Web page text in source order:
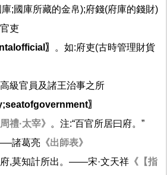
;國庫所藏的金帛);府錢(府庫的錢財)
吏
〗
。如:府吏(古時管理財貨
級官員及諸王治事之所
〗
周禮·太宰》 。注:“百官所居曰府。”
諸葛亮 《出師表》
,莫知計所出。——宋·文天祥 《【指